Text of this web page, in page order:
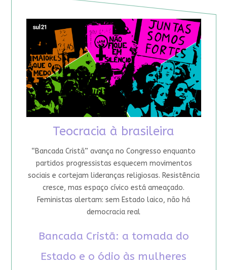
Teocracia à brasileira
“Bancada Cristã” avança no Congresso enquanto
partidos progressistas esquecem movimentos
sociais e cortejam lideranças religiosas. Resistência
cresce, mas espaço cívico está ameaçado.
Feministas alertam: sem Estado laico, não há
democracia real
Bancada Cristã: a tomada do
Estado e o ódio às mulheres